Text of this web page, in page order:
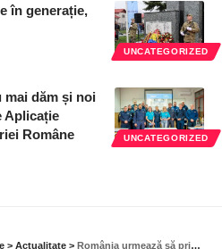
UNCATEGORIZED
în generație,
UNCATEGORIZED
mai dăm și noi
Aplicație
Române
> Actualitate > România urmează să primească o sumă de 870 de milioane de lei, pentru secetă